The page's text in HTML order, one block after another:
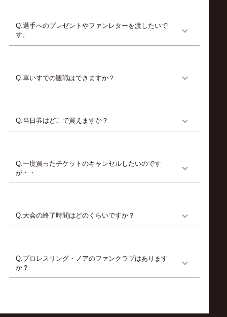
Q.選手へのプレゼントやファンレターを渡したいで
す。
Q.車いすでの観戦はできますか？
Q.当日券はどこで買えますか？
Q.一度買ったチケットのキャンセルしたいのです
が・・
Q.大会の終了時間はどのくらいですか？
Q.プロレスリング・ノアのファンクラブはあります
か？